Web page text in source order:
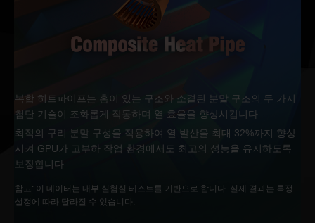
복합 히트파이프는 홈이 있는 구조와 소결된 분말 구조의 두 가지
첨단 기술이 조화롭게 작동하며 열 효율을 향상시킵니다.
최적의 구리 분말 구성을 적용하여 열 발산을 최대 32%까지 향상
시켜 GPU가 고부하 작업 환경에서도 최고의 성능을 유지하도록
보장합니다.
참고: 이 데이터는 내부 실험실 테스트를 기반으로 합니다. 실제 결과는 특정
설정에 따라 달라질 수 있습니다.